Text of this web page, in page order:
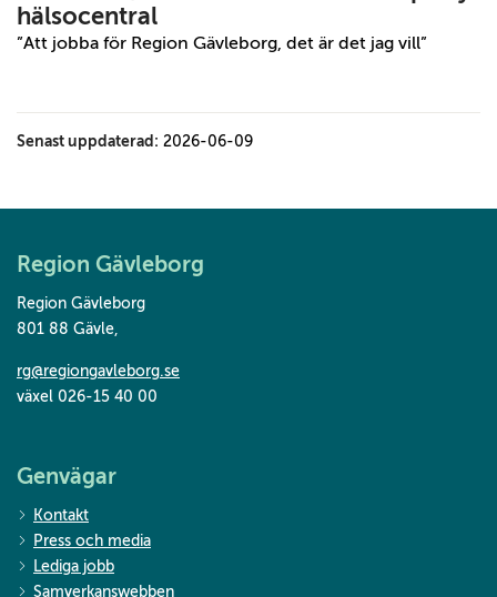
hälsocentral
”Att jobba för Region Gävleborg, det är det jag vill”
Senast uppdaterad: 2026-06-09
Region Gävleborg
Region Gävleborg
801 88 Gävle,
rg@regiongavleborg.se
växel 026-15 40 00
Genvägar
Kontakt
Press och media
Lediga jobb
Samverkanswebben